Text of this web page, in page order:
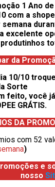
1 Ano
com a
excelente
da
10/10
Sorte
feito, você
GRÁTIS.
DA
com 52
)
e
nosso